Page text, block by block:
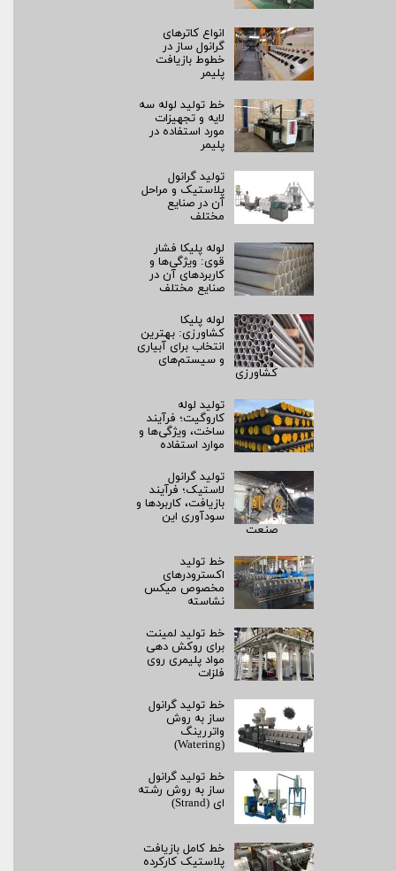
انواع کاترهای
گرانول ساز در
خطوط بازیافت
پلیمر
خط تولید لوله سه
لایه و تجهیزات
مورد استفاده در
پلیمر
تولید گرانول
پلاستیک و مراحل
آن در صنایع
مختلف
لوله پلیکا فشار
قوی: ویژگی‌ها و
کاربردهای آن در
صنایع مختلف
لوله پلیکا
کشاورزی: بهترین
انتخاب برای آبیاری
و سیستم‌های
کشاورزی
تولید لوله
کاروگیت؛ فرآیند
ساخت، ویژگی‌ها و
موارد استفاده
تولید گرانول
لاستیک؛ فرآیند
بازیافت، کاربردها و
سودآوری این
صنعت
خط تولید
اکسترودرهای
مخصوص میکس
نشاسته
خط تولید لمینت
برای روکش‌ دهی
مواد پلیمری روی
فلزات
خط تولید گرانول
ساز به روش
واتررینگ
(Watering)
خط تولید گرانول
ساز به روش رشته‌
ای (Strand)
خط کامل بازیافت
پلاستیک کارکرده